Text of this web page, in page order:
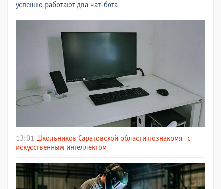
успешно работают два чат-бота
13:01
Школьников Саратовской области познакомят с
искусственным интеллектом